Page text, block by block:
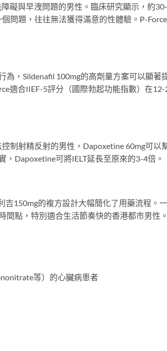
礙與早洩問題的男性。臨床研究顯示，約30-
問題，往往無法獲得滿意的性體驗。P-
，Sildenafil 100mg的高劑量方案可以顯著
適合IIEF-5評分（國際勃起功能指數）在12-
制射精反射的男性，Dapoxetine 60mg可以
Dapoxetine可將IELT延長至原來的3-4倍。
吉150mg的複方設計大幅簡化了用藥流程。
間點，特別適合生活節奏快的香港都市男性
等）的心臟病患者